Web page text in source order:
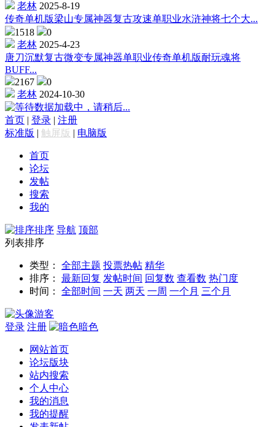
老林 2025-8-19
传奇单机版梁山专属神器复古攻速单职业水浒神将七个大...
1518
0
老林 2025-4-23
唐刀沉默复古微变专属神器单职业传奇单机版耐玩魂将
BUFF...
2167
0
老林 2024-10-30
数据加载中，请稍后...
首页 | 登录 | 注册
标准版 | 触屏版 | 电脑版
首页
论坛
发帖
搜索
我的
排序 导航 顶部
列表排序
类型： 全部主题 投票热帖 精华
排序：
最新回复 发帖时间 回复数 查看数 热门度
时间：
全部时间 一天 两天 一周 一个月 三个月
游客
登录 注册 暗色
网站首页
论坛版块
站内搜索
个人中心
我的消息
我的提醒